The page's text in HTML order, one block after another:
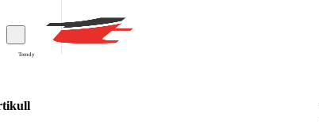
Trendy